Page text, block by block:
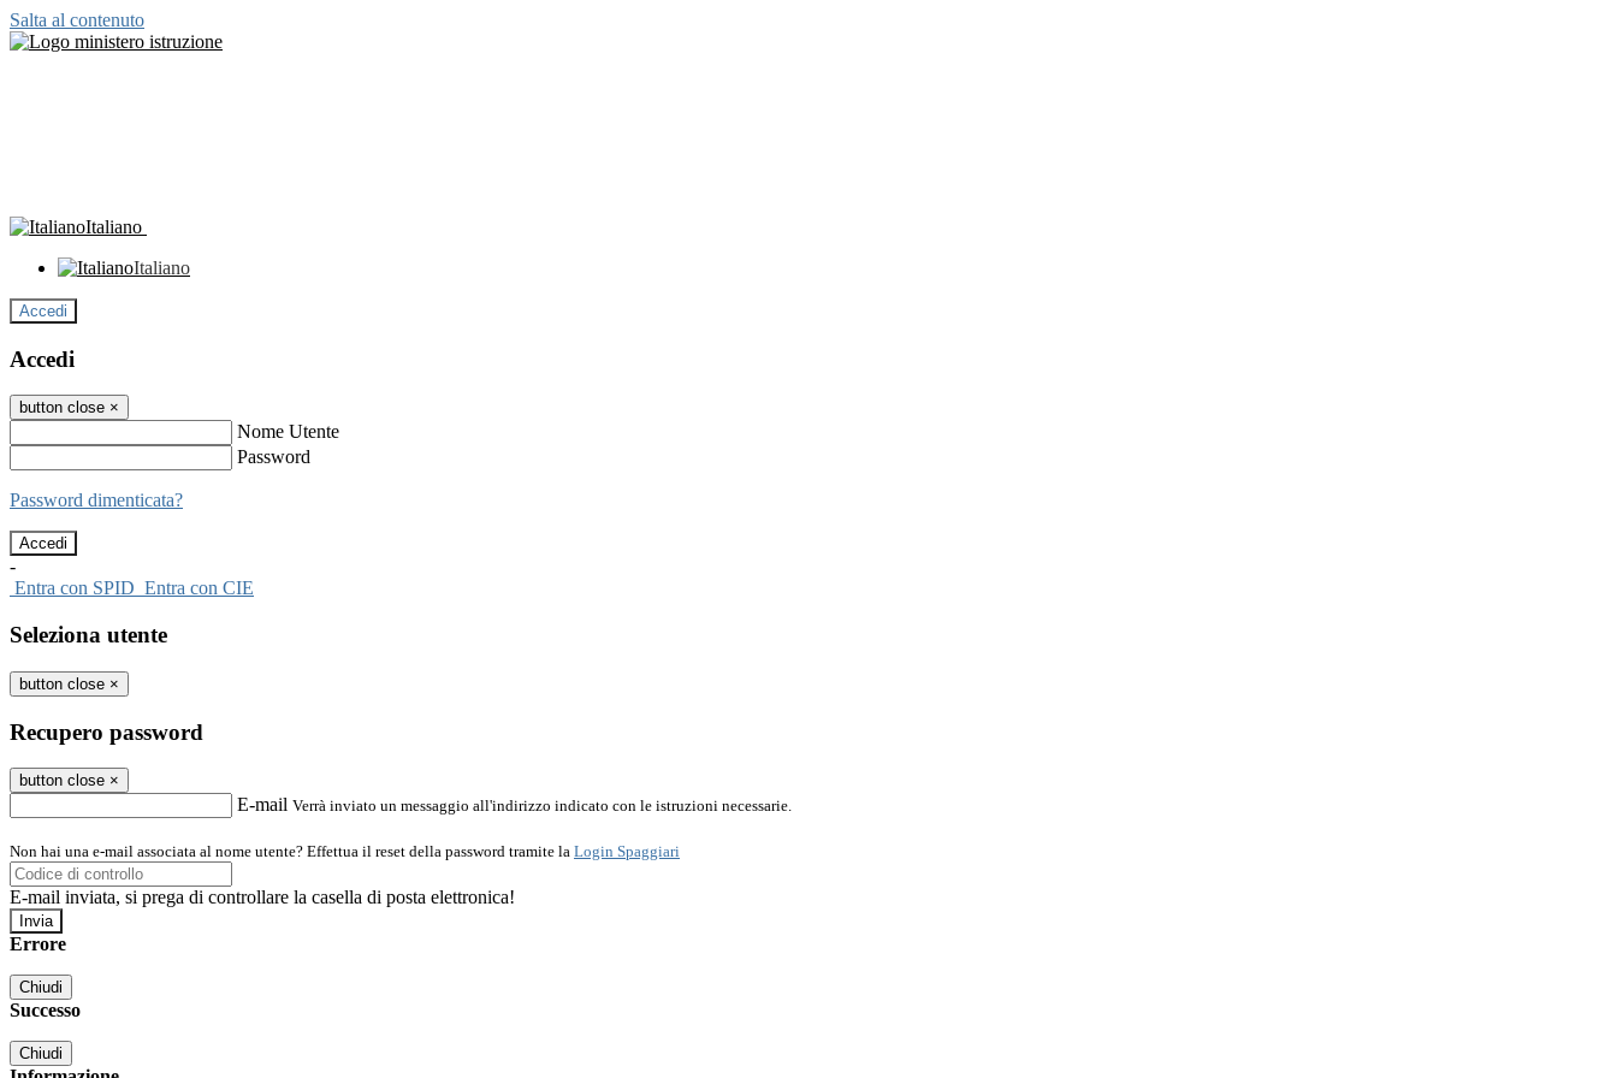
Salta al contenuto
Italiano
Italiano
Accedi
Accedi
button close ×
Nome Utente
Password
Password dimenticata?
-
Entra con SPID Entra con CIE
Seleziona utente
button close ×
Recupero password
button close ×
E-mail Verrà inviato un messaggio all'indirizzo indicato con le istruzioni necessarie.
Non hai una e-mail associata al nome utente? Effettua il reset della password tramite la Login Spaggiari
E-mail inviata, si prega di controllare la casella di posta elettronica!
Errore
Chiudi
Successo
Chiudi